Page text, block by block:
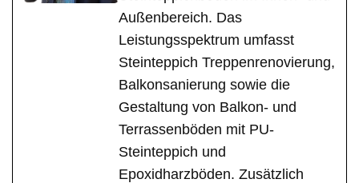
Außenbereich. Das
Leistungsspektrum umfasst
Steinteppich Treppenrenovierung,
Balkonsanierung sowie die
Gestaltung von Balkon- und
Terrassenböden mit PU-
Steinteppich und
Epoxidharzböden. Zusätzlich